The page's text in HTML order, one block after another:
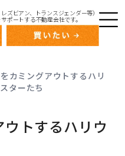
ズビアン、トランスジェンダー等）
ポートする不動産会社です。
カミングアウトするハリ
ターたち
ウトするハリウ